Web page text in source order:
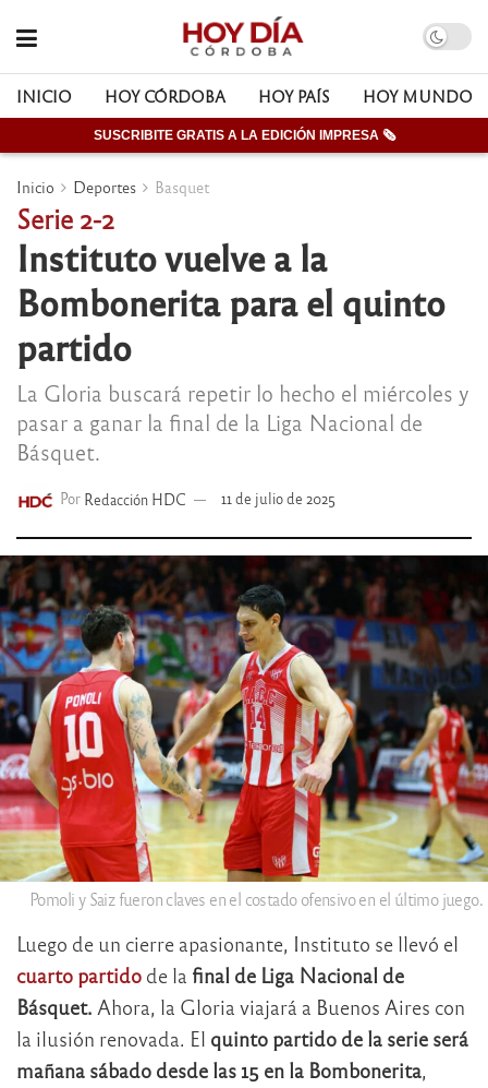
INICIO HOY CÓRDOBA HOY PAÍS HOY MUNDO
SUSCRIBITE GRATIS A LA EDICIÓN IMPRESA 🗞
Inicio Deportes Basquet
Serie 2-2
Instituto vuelve a la
Bombonerita para el quinto
partido
La Gloria buscará repetir lo hecho el miércoles y
pasar a ganar la final de la Liga Nacional de
Básquet.
Por Redacción HDC 11 de julio de 2025
Pomoli y Saiz fueron claves en el costado ofensivo en el último juego.
Luego de un cierre apasionante, Instituto se llevó el
cuarto partido de la final de Liga Nacional de
Básquet. Ahora, la Gloria viajará a Buenos Aires con
la ilusión renovada. El quinto partido de la serie será
mañana sábado desde las 15 en la Bombonerita,